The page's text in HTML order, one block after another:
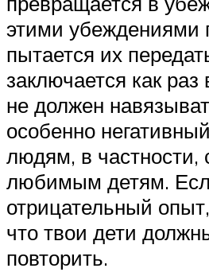
этими убеждениями
пытается их
заключается как
не должен
особенно
людям, в частности,
любимым детям.
отрицательный
что твои дети
повторить.